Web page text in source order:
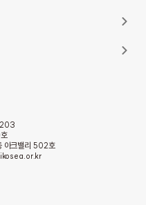
아크밸리 502호